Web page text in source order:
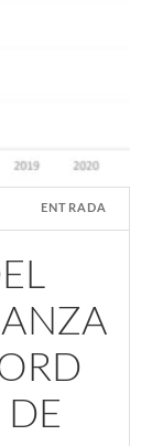
ENTRADA